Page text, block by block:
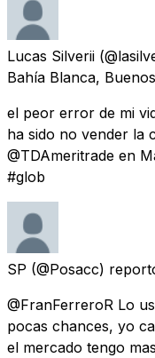
Lucas Silverii
Bahía Blanca,
el peor error de mi
ha sido no vender la
@TDAmeritrade en
#glob
SP (@Posacc)
@FranFerreroR Lo
pocas chances, yo
el mercado tengo